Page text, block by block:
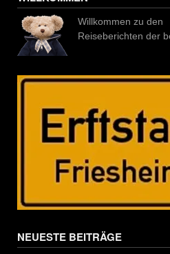
Willkommen zu den
Reiseberichten der
NEUESTE BEITRÄGE